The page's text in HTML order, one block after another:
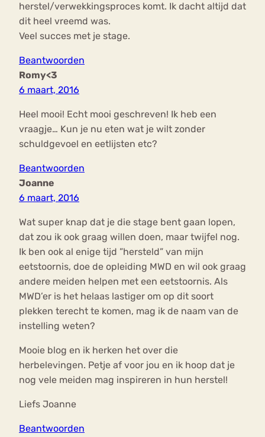
herstel/verwekkingsproces komt. Ik dacht altijd dat
dit heel vreemd was.
Veel succes met je stage.
Beantwoorden
Romy<3
6 maart, 2016
Heel mooi! Echt mooi geschreven! Ik heb een
vraagje… Kun je nu eten wat je wilt zonder
schuldgevoel en eetlijsten etc?
Beantwoorden
Joanne
6 maart, 2016
Wat super knap dat je die stage bent gaan lopen,
dat zou ik ook graag willen doen, maar twijfel nog.
Ik ben ook al enige tijd ”hersteld” van mijn
eetstoornis, doe de opleiding MWD en wil ook graag
andere meiden helpen met een eetstoornis. Als
MWD’er is het helaas lastiger om op dit soort
plekken terecht te komen, mag ik de naam van de
instelling weten?
Mooie blog en ik herken het over die
herbelevingen. Petje af voor jou en ik hoop dat je
nog vele meiden mag inspireren in hun herstel!
Liefs Joanne
Beantwoorden